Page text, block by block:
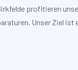
profitieren
Unser Ziel ist